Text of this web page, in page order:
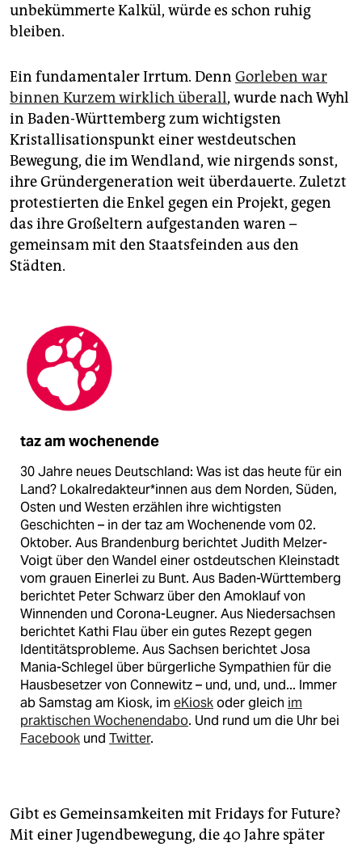
unbekümmerte Kalkül, würde es schon ruhig
bleiben.
Ein fundamentaler Irrtum. Denn Gorleben war
binnen Kurzem wirklich überall, wurde nach Wyhl
in Baden-Württemberg zum wichtigsten
Kristallisationspunkt einer westdeutschen
Bewegung, die im Wendland, wie nirgends sonst,
ihre Gründergeneration weit überdauerte. Zuletzt
protestierten die Enkel gegen ein Projekt, gegen
das ihre Großeltern aufgestanden waren –
gemeinsam mit den Staatsfeinden aus den
Städten.
taz am wochenende
30 Jahre neues Deutschland: Was ist das heute für ein
Land? Lokalredakteur*innen aus dem Norden, Süden,
Osten und Westen erzählen ihre wichtigsten
Geschichten – in der taz am Wochenende vom 02.
Oktober. Aus Brandenburg berichtet Judith Melzer-
Voigt über den Wandel einer ostdeutschen Kleinstadt
vom grauen Einerlei zu Bunt. Aus Baden-Württemberg
berichtet Peter Schwarz über den Amoklauf von
Winnenden und Corona-Leugner. Aus Niedersachsen
berichtet Kathi Flau über ein gutes Rezept gegen
Identitätsprobleme. Aus Sachsen berichtet Josa
Mania-Schlegel über bürgerliche Sympathien für die
Hausbesetzer von Connewitz – und, und, und... Immer
ab Samstag am Kiosk, im eKioskoder gleich im
praktischen Wochenendabo. Und rund um die Uhr bei
Facebook und Twitter.
Gibt es Gemeinsamkeiten mit Fridays for Future?
Mit einer Jugendbewegung, die 40 Jahre später